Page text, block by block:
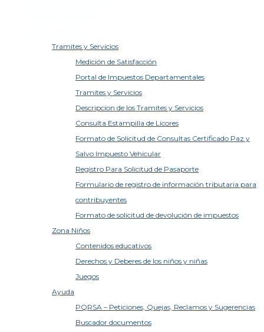
Tramites y Servicios
Medición de Satisfacción
Portal de Impuestos Departamentales
Tramites y Servicios
Descripcion de los Tramites y Servicios
Consulta Estampilla de Licores
Formato de Solicitud de Consultas Certificado Paz y
Salvo Impuesto Vehicular
Registro Para Solicitud de Pasaporte
Formulario de registro de información tributaria para
contribuyentes
Formato de solicitud de devolución de impuestos
Zona Niños
Contenidos educativos
Derechos y Deberes de los niños y niñas
Juegos
Ayuda
PQRSA – Peticiones, Quejas, Reclamos y Sugerencias
Buscador documentos